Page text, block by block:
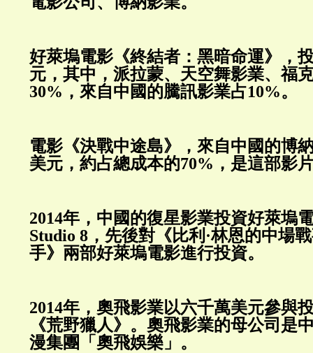
好萊塢電影《終結者：黑暗命運》，
元，其中，派拉蒙、天空舞影業、福
30%，來自中國的騰訊影業占10%。
電影《決戰中途島》，來自中國的博
美元，約占總成本的70%，是這部影
2014年，中國的復星影業投資好萊塢
Studio 8，先後對《比利·林恩的中場
手》兩部好萊塢電影進行投資。
2014年，奧飛影業以六千萬美元參與
《荒野獵人》。奧飛影業的母公司是
漫集團「奧飛娛樂」。